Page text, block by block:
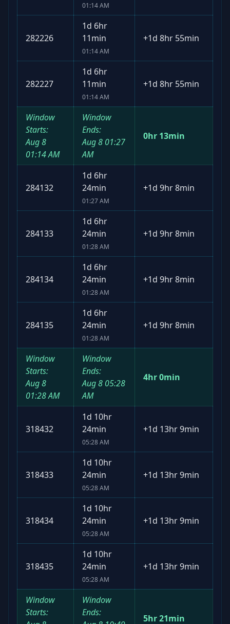
01:14 AM
282226
1d 6hr
11min
01:14 AM
+1d 8hr 55min
282227
1d 6hr
11min
01:14 AM
+1d 8hr 55min
Window
Starts:
Aug 8
01:14 AM
Window
Ends:
Aug 8 01:27
AM
0hr 13min
284132
1d 6hr
24min
01:27 AM
+1d 9hr 8min
284133
1d 6hr
24min
01:28 AM
+1d 9hr 8min
284134
1d 6hr
24min
01:28 AM
+1d 9hr 8min
284135
1d 6hr
24min
01:28 AM
+1d 9hr 8min
Window
Starts:
Aug 8
01:28 AM
Window
Ends:
Aug 8 05:28
AM
4hr 0min
318432
1d 10hr
24min
05:28 AM
+1d 13hr 9min
318433
1d 10hr
24min
05:28 AM
+1d 13hr 9min
318434
1d 10hr
24min
05:28 AM
+1d 13hr 9min
318435
1d 10hr
24min
05:28 AM
+1d 13hr 9min
Window
Starts:
Window
Ends:
5hr 21min